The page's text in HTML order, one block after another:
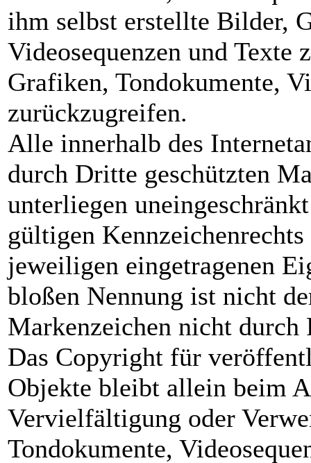
ihm selbst erstellte Bilder,
Videosequenzen und Texte
Grafiken, Tondokumente,
zurückzugreifen.
Alle innerhalb des
durch Dritte geschützten
unterliegen
gültigen
jeweiligen eingetragenen
bloßen Nennung ist nicht
Markenzeichen nicht
Das Copyright für
Objekte bleibt allein beim
Vervielfältigung oder
Tondokumente,